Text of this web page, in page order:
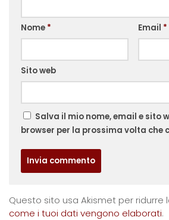
Nome * Email *
Sito web
Salva il mio nome, email e sito
browser per la prossima volta che
Questo sito usa Akismet per ridurre
come i tuoi dati vengono elaborati.